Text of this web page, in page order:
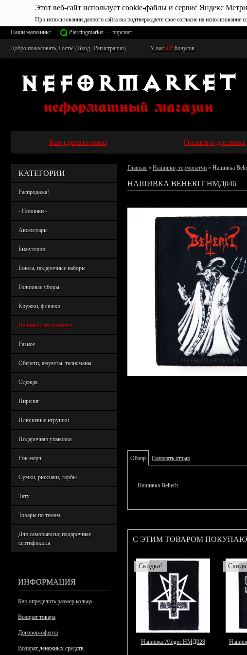
Этот веб-сайт использует cookie-файлы и сервис Яндекс
При использовании данного сайта вы подтверждаете свое согласие на использование
Наши магазины: Piercingmarket — пирсинг
Добро пожаловать, Гость! (Вход Регистрация) У вас 0 ₽ бонусов
Как сделать заказ Оплата и доставка
КАТЕГОРИИ
Распродажа!
- Новинки -
Аксессуары
Бижутерия
Боксы, подарочные наборы
Головные уборы
Кружки, фляжки
Нашивки, термопатчи
Разное
Обереги, амулеты, талисманы
Одежда
Пирсинг
Плюшевые игрушки
Подарочная упаковка
Рок мерч
Сумки, рюкзаки, торбы
Тату
Товары по темам
Для самовывоза; подарочные
сертификаты
ИНФОРМАЦИЯ
Как определить размер кольца
Возврат товара
Договор-оферта
Возврат денежных средств
Главная » Нашивки, термопатчи » Нашивка
НАШИВКА BEHERIT НМД046
Обзор Написать отзыв
Нашивка Beherit.
С ЭТИМ ТОВАРОМ
Скидка!
Нашивка Abigor НМД028